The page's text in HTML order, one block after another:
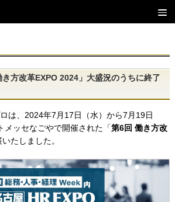
き方改革EXPO 2024」大盛況のうちに終了
は、2024年7月17日（水）から7月19日
メッセなごやで開催された「第6回 働き方改
たしました。